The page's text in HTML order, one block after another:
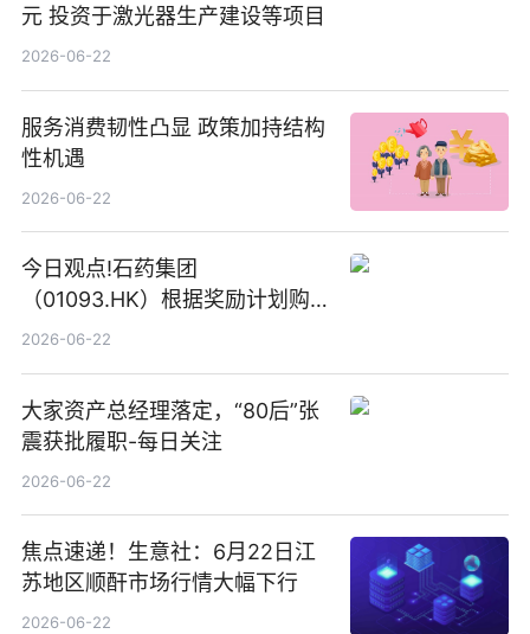
元 投资于激光器生产建设等项目
2026-06-22
服务消费韧性凸显 政策加持结构
性机遇
2026-06-22
今日观点!石药集团
（01093.HK）根据奖励计划购
回580万股
2026-06-22
大家资产总经理落定，“80后”张
震获批履职-每日关注
2026-06-22
焦点速递！生意社：6月22日江
苏地区顺酐市场行情大幅下行
2026-06-22